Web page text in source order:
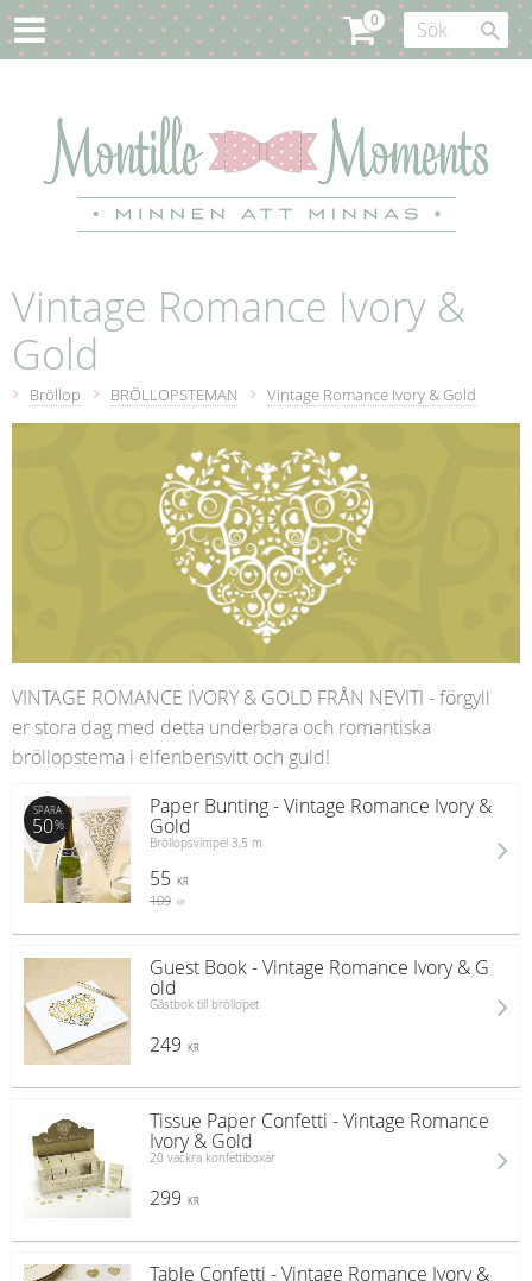
Vintage Romance Ivory &
Gold
Bröllop BRÖLLOPSTEMAN Vintage Romance Ivory & Gold
VINTAGE ROMANCE IVORY & GOLD FRÅN NEVITI - förgyll
er stora dag med detta underbara och romantiska
bröllopstema i elfenbensvitt och guld!
Paper Bunting - Vintage Romance Ivory &
Gold
Bröllopsvimpel 3,5 m
55 KR
109 KR
SPARA
50%
Guest Book - Vintage Romance Ivory & G
old
Gästbok till bröllopet
249 KR
Tissue Paper Confetti - Vintage Romance
Ivory & Gold
20 vackra konfettiboxar
299 KR
Table Confetti - Vintage Romance Ivory &